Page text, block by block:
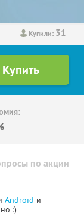
Купили: 31
по акции
Android и
:)